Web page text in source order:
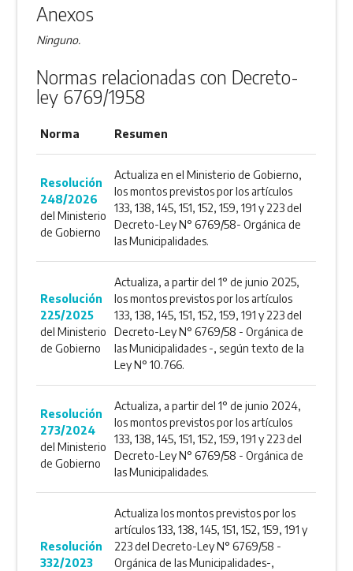
Anexos
Ninguno.
Normas relacionadas con Decreto-
ley 6769/1958
Norma Resumen
Resolución
248/2026
del Ministerio
de Gobierno
Actualiza en el Ministerio de Gobierno,
los montos previstos por los artículos
133, 138, 145, 151, 152, 159, 191 y 223 del
Decreto-Ley N° 6769/58- Orgánica de
las Municipalidades.
Resolución
225/2025
del Ministerio
de Gobierno
Actualiza, a partir del 1° de junio 2025,
los montos previstos por los artículos
133, 138, 145, 151, 152, 159, 191 y 223 del
Decreto-Ley N° 6769/58 - Orgánica de
las Municipalidades -, según texto de la
Ley N° 10.766.
Resolución
273/2024
del Ministerio
de Gobierno
Actualiza, a partir del 1° de junio 2024,
los montos previstos por los artículos
133, 138, 145, 151, 152, 159, 191 y 223 del
Decreto-Ley N° 6769/58 - Orgánica de
las Municipalidades.
Resolución
332/2023
Actualiza los montos previstos por los
artículos 133, 138, 145, 151, 152, 159, 191 y
223 del Decreto-Ley N° 6769/58 -
Orgánica de las Municipalidades-,